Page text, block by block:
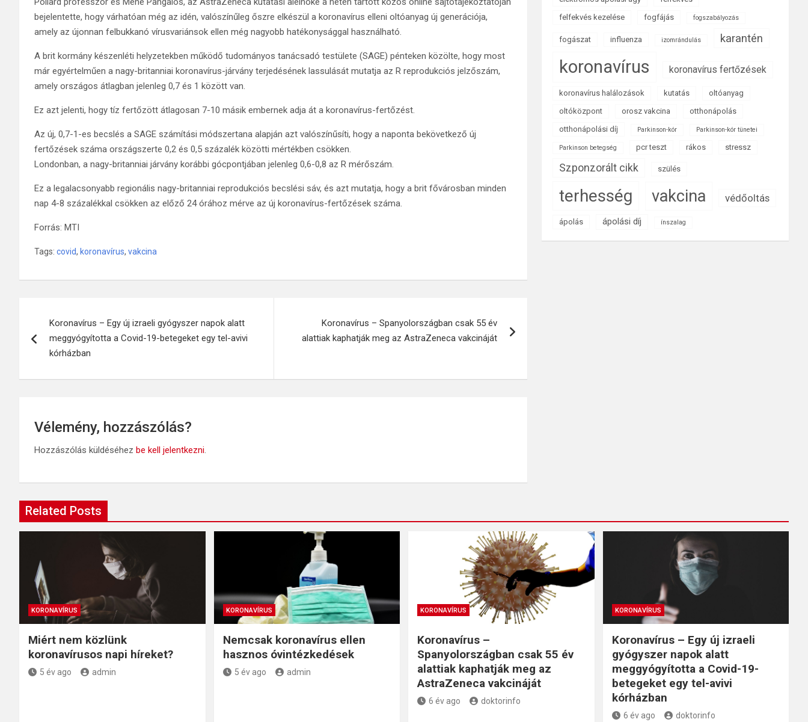
bejelentette, hogy várhatóan még az idén, valószínűleg őszre elkészül a koronavírus elleni oltóanyag új generációja,
amely az újonnan felbukkanó vírusvariánsok ellen még nagyobb hatékonysággal használható.
A brit kormány készenléti helyzetekben működő tudományos tanácsadó testülete (SAGE) pénteken közölte, hogy most
már egyértelműen a nagy-britanniai koronavírus-járvány terjedésének lassulását mutatja az R reprodukciós jelzőszám,
amely országos átlagban jelenleg 0,7 és 1 között van.
Ez azt jelenti, hogy tíz fertőzött átlagosan 7-10 másik embernek adja át a koronavírus-fertőzést.
Az új, 0,7-1-es becslés a SAGE számítási módszertana alapján azt valószínűsíti, hogy a naponta bekövetkező új
fertőzések száma országszerte 0,2 és 0,5 százalék közötti mértékben csökken.
Londonban, a nagy-britanniai járvány korábbi gócpontjában jelenleg 0,6-0,8 az R mérőszám.
Ez a legalacsonyabb regionális nagy-britanniai reprodukciós becslési sáv, és azt mutatja, hogy a brit fővárosban minden
nap 4-8 százalékkal csökken az előző 24 órához mérve az új koronavírus-fertőzések száma.
Forrás: MTI
Tags: covid, koronavírus, vakcina
navigáció
Koronavírus – Egy új izraeli gyógyszer napok alatt
meggyógyította a Covid-19-betegeket egy tel-avivi
kórházban
Koronavírus – Spanyolországban csak 55 év
alattiak kaphatják meg az AstraZeneca vakcináját
Vélemény, hozzászólás?
Hozzászólás küldéséhez be kell jelentkezni.
felfekvés kezelése
fogfájás fogszabályozás
fogászat influenza izomrándulás karantén
koronavírus koronavírus fertőzések
koronavírus halálozások kutatás
oltóanyag
oltóközpont
orosz vakcina
otthonápolás
otthonápolási díj
Parkinson-kór Parkinson-kór tünetei
Parkinson betegség pcr teszt rákos stressz
Szponzorált cikk szülés
terhesség vakcina védőoltás
ápolás ápolási díj ínszalag
Related Posts
KORONAVÍRUS
Miért nem közlünk
koronavírusos napi híreket?
5 év ago admin
KORONAVÍRUS
Nemcsak koronavírus ellen
hasznos óvintézkedések
5 év ago admin
KORONAVÍRUS
Koronavírus –
Spanyolországban csak 55 év
alattiak kaphatják meg az
AstraZeneca vakcináját
6 év ago doktorinfo
KORONAVÍRUS
Koronavírus – Egy új izraeli
gyógyszer napok alatt
meggyógyította a Covid-19-
betegeket egy tel-avivi
kórházban
6 év ago doktorinfo